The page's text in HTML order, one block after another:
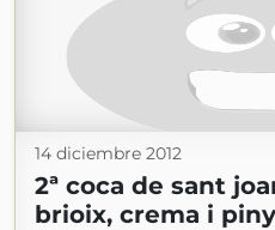
14 diciembre 2012
2ª coca de sant
brioix, crema i